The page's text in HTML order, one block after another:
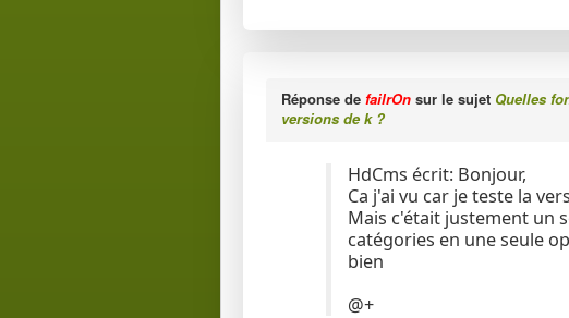
Réponse de failrOn sur le sujet Quelles
versions de k ?
HdCms écrit: Bonjour,
Ca j'ai vu car je teste la
Mais c'était justement un
catégories en une seule
bien
@+